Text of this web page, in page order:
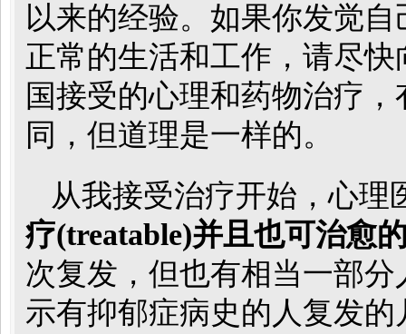
以来的经验。如果你发觉
正常的生活和工作，请尽
国接受的心理和药物治疗
同，但道理是一样的。
从我接受治疗开始，心理
疗(treatable)并且也可治愈
次复发，但也有相当一部
示有抑郁症病史的人复发